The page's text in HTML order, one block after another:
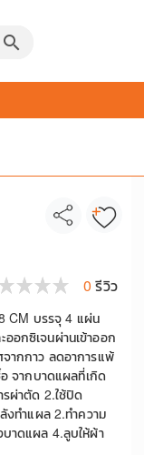
search
0 รีวิว
CM บรรจุ 4 แผ่น
อกซิเจนผ่านเข้าออก
ากกาว ลดอาการแพ้
จากบาดแผลที่เกิด
ผ่าตัด 2.ใช้ปิด
งทำแผล 2.ทำความ
าดแผล 4.ลูบให้ผ้า